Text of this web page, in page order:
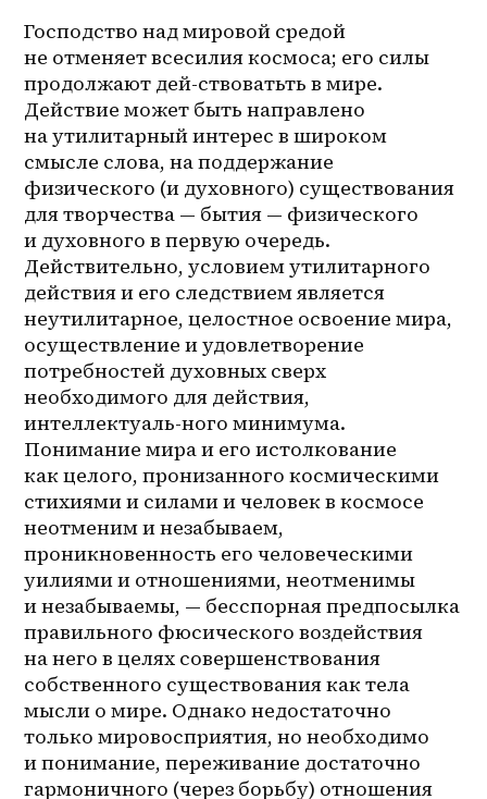
Господство над мировой средой
не отменяет всесилия космоса; его силы
продолжают дей-ствоватьть в мире.
Действие может быть направлено
на утилитарный интерес в широком
смысле слова, на поддержание
физического (и духовного) существования
для творчества — бытия — физического
и духовного в первую очередь.
Действительно, условием утилитарного
действия и его следствием является
неутилитарное, целостное освоение мира,
осуществление и удовлетворение
потребностей духовных сверх
необходимого для действия,
интеллектуаль-ного минимума.
Понимание мира и его истолкование
как целого, пронизанного космическими
стихиями и силами и человек в космосе
неотменим и незабываем,
проникновенность его человеческими
уилиями и отношениями, неотменимы
и незабываемы, — бесспорная предпосылка
правильного фюсического воздействия
на него в целях совершенствования
собственного существования как тела
мысли о мире. Однако недостаточно
только мировосприятия, но необходимо
и понимание, переживание достаточно
гармоничного (через борьбу) отношения